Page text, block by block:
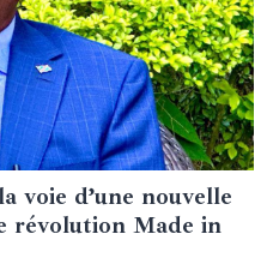
voie d’une nouvelle
révolution Made in